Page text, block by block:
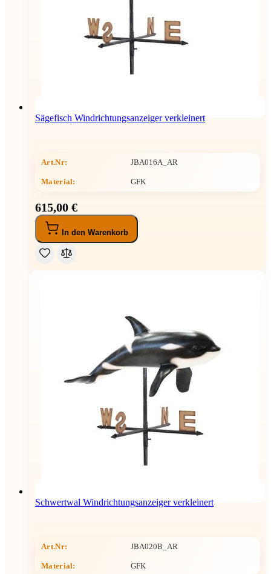
Sägefisch Windrichtungsanzeiger verkleinert
Art.Nr: JBA016A_AR
Material: GFK
615,00 €
In den Warenkorb
Schwertwal Windrichtungsanzeiger verkleinert
Art.Nr: JBA020B_AR
Material: GFK